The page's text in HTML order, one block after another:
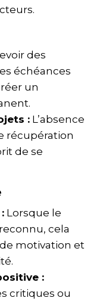
des
échéances
un
: L’absence
récupération
de se
Lorsque le
cela
motivation et
:
critiques ou